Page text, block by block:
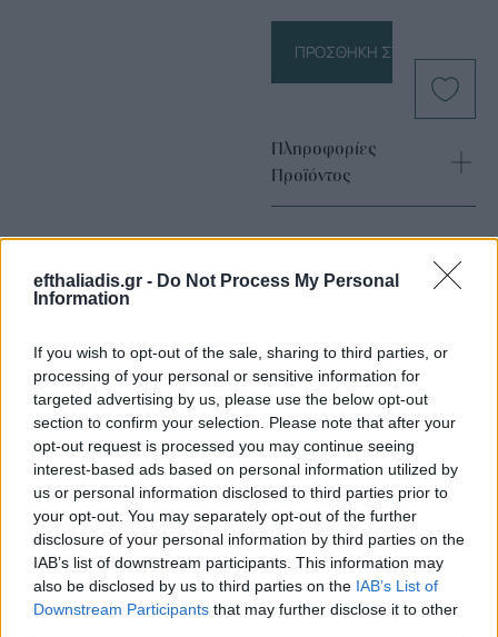
efthaliadis.gr - Do Not Process My Personal
Information
If you wish to opt-out of the sale, sharing to third parties, or
processing of your personal or sensitive information for
targeted advertising by us, please use the below opt-out
section to confirm your selection. Please note that after your
opt-out request is processed you may continue seeing
interest-based ads based on personal information utilized by
us or personal information disclosed to third parties prior to
your opt-out. You may separately opt-out of the further
disclosure of your personal information by third parties on the
IAB’s list of downstream participants. This information may
also be disclosed by us to third parties on the IAB’s List of
Downstream Participants that may further disclose it to other
ΠΡΟΣΘΉΚΗ ΣΤΟ ΚΑΛΆΘΙ
Πληροφορίες
Προϊόντος
Επιλογές Που Ταιριάζουν
Ανακαλύψτε τα κοσμήματα που αγαπήθηκαν περισσότερο!
Εδώ θα βρείτε τις κορυφαίες επιλογές που ξεχωρίζουν για
το μοναδικό τους στυλ και την εξαιρετική τους ποιότητα.
ΧΡΥΣΌΣ 18 ΚΑΡΑΤΊΩΝ -10% BRASS